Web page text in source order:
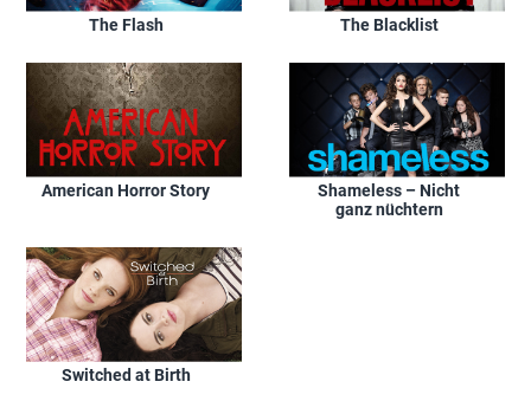
The Flash The Blacklist
American Horror Story
Shameless – Nicht
ganz nüchtern
Switched at Birth